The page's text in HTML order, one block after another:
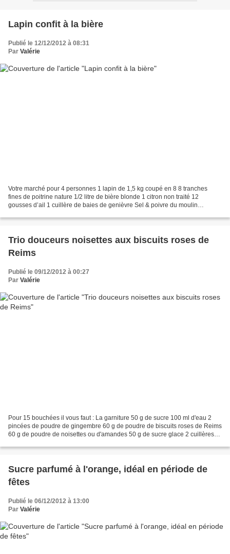
Lapin confit à la bière
Publié le 12/12/2012 à 08:31
Par Valérie
Votre marché pour 4 personnes 1 lapin de 1,5 kg coupé en 8 8 tranches
fines de poitrine nature 1/2 litre de bière blonde 1 citron non traité 12
gousses d’ail 1 cuillère de baies de genièvre Sel & poivre du moulin
Trio douceurs noisettes aux biscuits roses de
Reims
Publié le 09/12/2012 à 00:27
Par Valérie
Pour 15 bouchées il vous faut : La garniture 50 g de sucre 100 ml d'eau 2
pincées de poudre de gingembre 60 g de poudre de biscuits roses de Reims
60 g de poudre de noisettes ou d'amandes 50 g de sucre glace 2 cuillères
Sucre parfumé à l'orange, idéal en période de
fêtes
Publié le 06/12/2012 à 13:00
Par Valérie